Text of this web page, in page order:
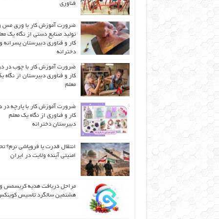
فناوری
ضرورت آموزش کار با ورق مس
تولید صنایع دستی از نگاه یک
کار و فناوری دبیرستان پسرانه و
دخترانه
ضرورت آموزش کار با چوب در
کار و فناوری دبیرستان از نگاه
معلم
ضرورت آموزش کار با پارچه
کار و فناوری از نگاه یک معلم
دبیرستان دخترانه
انتقال قدرت یا فروپاشی نرم؟
امنیتی آینده ولایت در ایران
مراحل دریافت هدیه کریسمس و
هشتمین سالگرد تاسیس